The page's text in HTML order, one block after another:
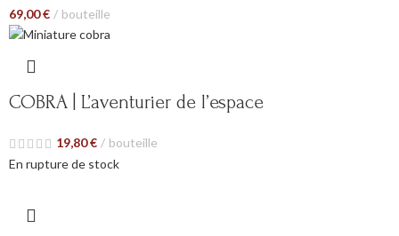
69,00€ bouteille
COBRA | L’aventurier de l’espace
19,80€
bouteille
En rupture de stock